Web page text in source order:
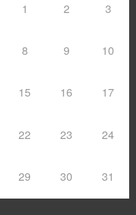
1 2 3
8 9 10
15 16 17
22 23 24
29 30 31